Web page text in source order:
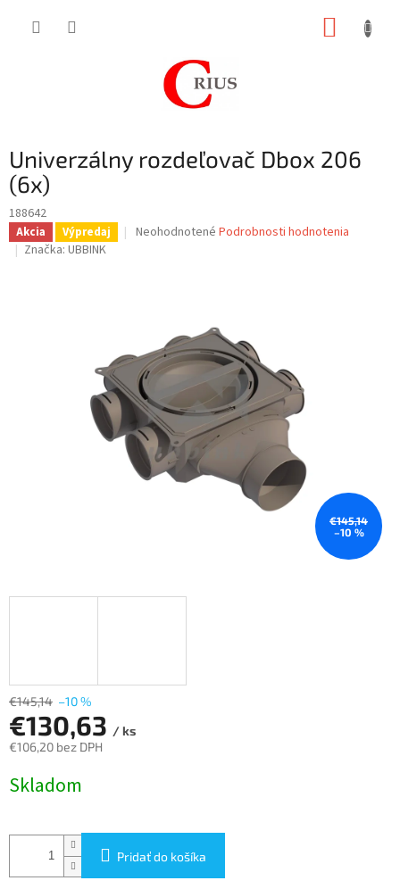
Univerzálny rozdeľovač Dbox 206
(6x)
188642
Akcia Výpredaj
Priemerné
hviezdičiek.
Neohodnotené Podrobnosti hodnotenia
Značka: UBBINK
€145,14
–10 %
€145,14 –10 %
€130,63 / ks
€106,20 bez DPH
cena:
Skladom
Pridať do košíka